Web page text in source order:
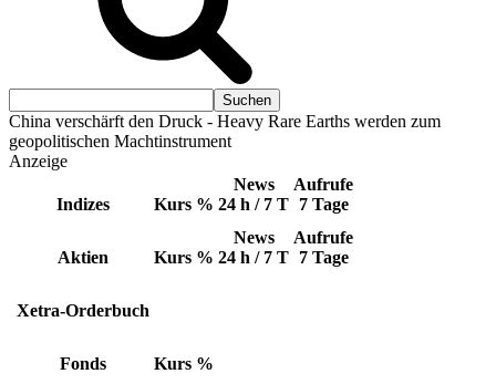
China verschärft den Druck - Heavy Rare Earths werden zum
geopolitischen Machtinstrument
Anzeige
Indizes Kurs %
News
24 h / 7 T
Aufrufe
7 Tage
Aktien Kurs %
News
24 h / 7 T
Aufrufe
7 Tage
Xetra-Orderbuch
Fonds Kurs %